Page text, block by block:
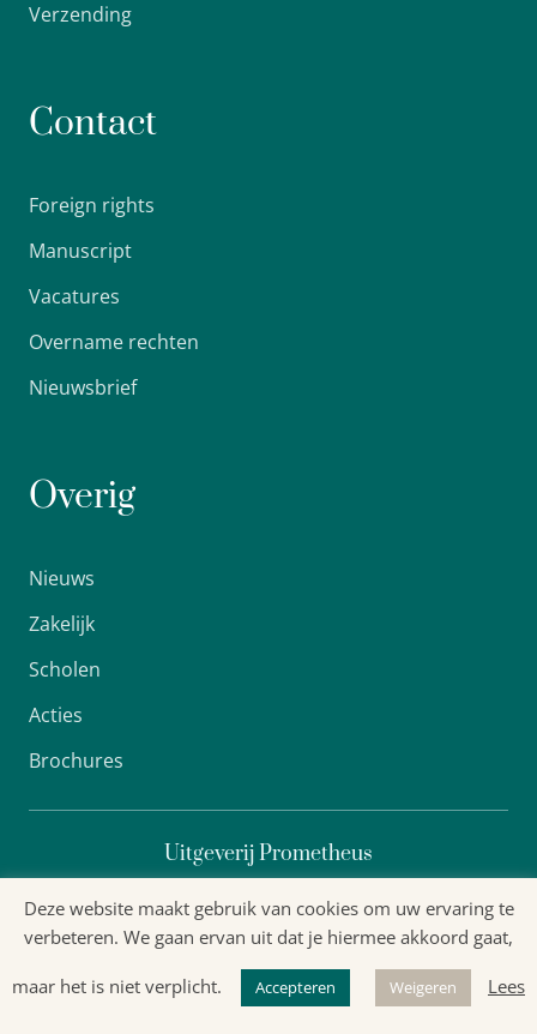
Verzending
Contact
Foreign rights
Manuscript
Vacatures
Overname rechten
Nieuwsbrief
Overig
Nieuws
Zakelijk
Scholen
Acties
Brochures
Uitgeverij Prometheus
Privacyverklaring
Algemene voorwaarden
Deze website maakt gebruik van cookies om uw ervaring te
verbeteren. We gaan ervan uit dat je hiermee akkoord gaat,
maar het is niet verplicht. Accepteren Weigeren Lees